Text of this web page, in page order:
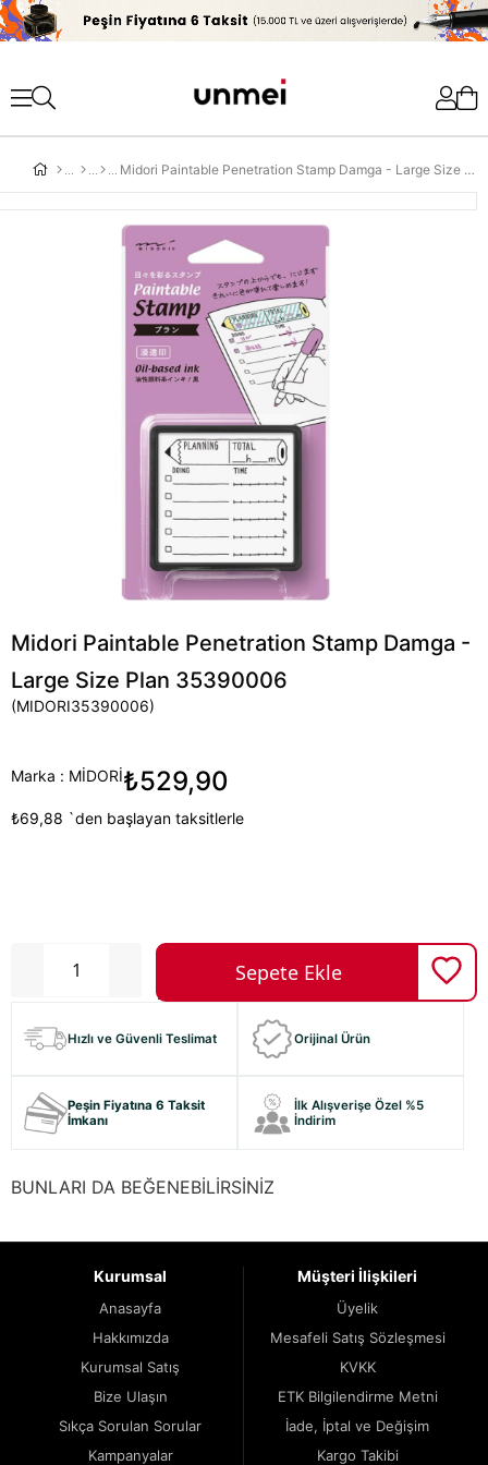
'
Midori Paintable Penetration Stamp Damga - Large Size Plan 35390006
Midori Paintable Penetration Stamp Damga -
Large Size Plan 35390006
(MIDORI35390006)
Marka : MİDORİ₺529,90
₺69,88 `den başlayan taksitlerle
Hızlı ve Güvenli Teslimat Orijinal Ürün
Peşin Fiyatına 6 Taksit
İmkanı
İlk Alışverişe Özel %5
İndirim
BUNLARI DA BEĞENEBİLİRSİNİZ
Kurumsal
Anasayfa
Hakkımızda
Kurumsal Satış
Bize Ulaşın
Sıkça Sorulan Sorular
Kampanyalar
Müşteri İlişkileri
Üyelik
Mesafeli Satış Sözleşmesi
KVKK
ETK Bilgilendirme Metni
İade, İptal ve Değişim
Kargo Takibi